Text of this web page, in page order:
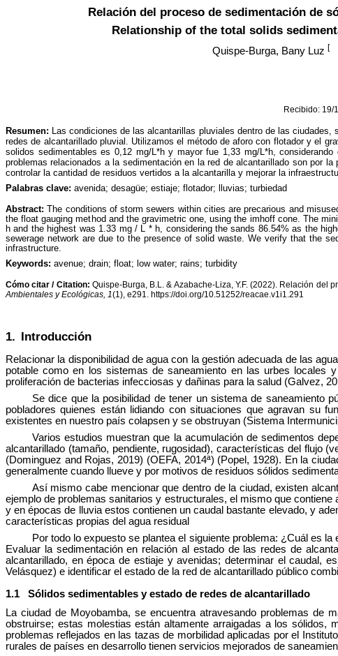
Relación del proceso de sedimentación de
Relationship of the total solids
Quispe-Burga, Bany Luz [
Recibido:
Resumen: Las condiciones de las alcantarillas pluviales dentro de las
redes de alcantarillado pluvial. Utilizamos el método de aforo con flotador y el
solidos sedimentables es 0,12 mg/L*h y mayor fue 1,33 mg/L*h,
problemas relacionados a la sedimentación en la red de alcantarillado son por
controlar la cantidad de residuos vertidos a la alcantarilla y mejorar la
Palabras clave: avenida; desagüe; estiaje; flotador; lluvias; turbiedad
Abstract:The conditions of storm sewers within cities are precarious and
the float gauging method and the gravimetric one, using the imhoff cone. The
h and the highest was 1.33 mg / L * h, considering the sands 86.54% as the
sewerage network are due to the presence of solid waste. We verify that the
infrastructure.
Keywords: avenue; drain; float; low water; rains; turbidity
Cómo citar / Citation: Quispe-Burga, B.L. & Azabache-Liza, Y.F. (2022). Relación
Ambientales y Ecológicas, 1(1), e291. https://doi.org/10.51252/reacae.v1i1.291
1. Introducción
Relacionar la disponibilidad de agua con la gestión adecuada de las
potable como en los sistemas de saneamiento en las urbes
proliferación de bacterias infecciosas y dañinas para la salud (Galvez,
Se dice que la posibilidad de tener un sistema de saneamiento
pobladores quienes están lidiando con situaciones que agravan su
existentes en nuestro país colapsen y se obstruyan (Sistema
Varios estudios muestran que la acumulación de sedimentos
alcantarillado (tamaño, pendiente, rugosidad), características del flujo
(Dominguez and Rojas, 2019) (OEFA, 2014ª) (Popel, 1928). En la
generalmente cuando llueve y por motivos de residuos sólidos
Así mismo cabe mencionar que dentro de la ciudad, existen
ejemplo de problemas sanitarios y estructurales, el mismo que
y en épocas de lluvia estos contienen un caudal bastante elevado, y
características propias del agua residual
Por todo lo expuesto se plantea el siguiente problema: ¿Cuál es
Evaluar la sedimentación en relación al estado de las redes de
alcantarillado, en época de estiaje y avenidas; determinar el caudal,
Velásquez) e identificar el estado de la red de alcantarillado público
1.1
Sólidos sedimentables y estado de redes de alcantarillado
La ciudad de Moyobamba, se encuentra atravesando problemas
obstruirse; estas molestias están altamente arraigadas a los sólidos,
problemas reflejados en las tazas de morbilidad aplicadas por el
rurales de países en desarrollo tienen servicios mejorados de